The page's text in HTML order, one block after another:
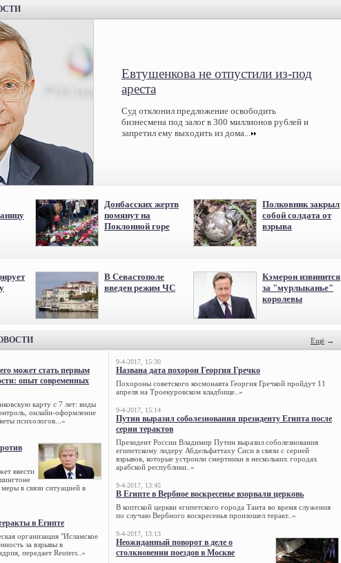
Евтушенкова не отпустили из-под
ареста
Суд отклонил предложение освободить
бизнесмена под залог в 300 миллионов рублей и
запретил ему выходить из дома...
Донбасских жертв
помянут на
Поклонной горе
Полковник закрыл
собой солдата от
взрыва
В Севастополе
введен режим ЧС
Кэмерон извинится
за "мурлыканье"
королевы
Ещё →
может стать первым
опыт современных
карту с 7 лет: виды
онлайн-оформление
психологов...»
ввести
в связи ситуацией в
в Египте
организация "Исламское
за взрывы в
передает Reuters..»
9-4-2017, 15:30
Названа дата похорон Георгия Гречко
Похороны советского космонавта Георгия Гречкой пройдут 11
апреля на Троекуровском кладбище..»
9-4-2017, 15:14
Путин выразил соболезнования президенту Египта после
серии терактов
Президент России Владимир Путин выразил соболезнования
египетскому лидеру Абдельфаттаху Сиси в связи с серией
взрывов, которые устроили смертники в нескольких городах
арабской республики..»
9-4-2017, 13:45
В Египте в Вербное воскресенье взорвали церковь
В коптской церкви египетского города Танта во время служения
по случаю Вербного воскресенья произошел теракт..»
9-4-2017, 13:13
Неожиданный поворот в деле о
столкновении поездов в Москве